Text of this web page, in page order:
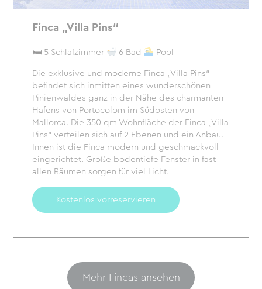
Finca „Villa Pins“
🛏 5 Schlafzimmer 6 Bad
Pool
Die exklusive und moderne Finca „Villa Pins“
befindet sich inmitten eines wunderschönen
Pinienwaldes ganz in der Nähe des charmanten
Hafens von Portocolom im Südosten von
Mallorca. Die 350 qm Wohnfläche der Finca „Villa
Pins“ verteilen sich auf 2 Ebenen und ein Anbau.
Innen ist die Finca modern und geschmackvoll
eingerichtet. Große bodentiefe Fenster in fast
allen Räumen sorgen für viel Licht.
Kostenlos vorreservieren
Mehr Fincas ansehen